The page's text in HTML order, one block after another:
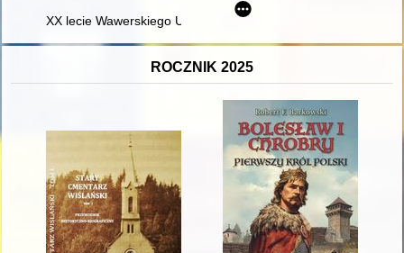
XX lecie Wawerskiego Uniwersytetu Trzeciego Wieku :
ROCZNIK 2025